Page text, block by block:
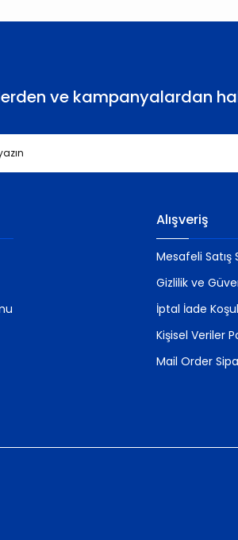
Gönder
ve kampanyalardan
Alışveriş
Mesafeli Satış
Gizlilik ve
İptal İade
Kişisel Veriler
Mail Order